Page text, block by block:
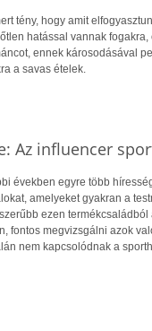
tény, hogy amit
hatással vannak
ennek károsodásával
a savas ételek.
Az influencer
években egyre több
amelyeket gyakran a
ezen
fontos megvizsgálni azok
nem kapcsolódnak a